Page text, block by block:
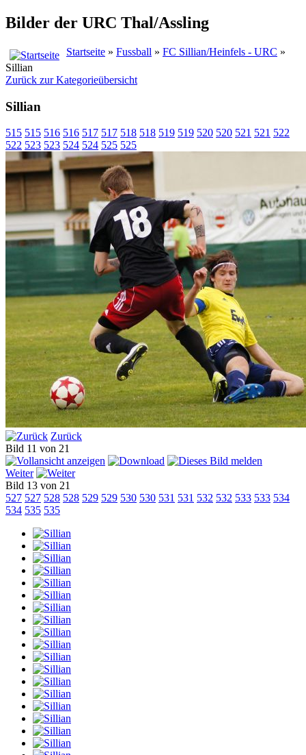
Bilder der URC Thal/Assling
Startseite » Fussball » FC Sillian/Heinfels - URC »
Sillian
Zurück zur Kategorieübersicht
Sillian
515 515 516 516 517 517 518 518 519 519 520 520 521 521 522
522 523 523 524 524 525 525
Zurück
Bild 11 von 21
Weiter
Bild 13 von 21
527 527 528 528 529 529 530 530 531 531 532 532 533 533 534
534 535 535